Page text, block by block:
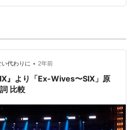
ーマンスを日本語字幕付きで放送
代わりに • 2年前
』より「Ex-Wives〜SIX」原
比較